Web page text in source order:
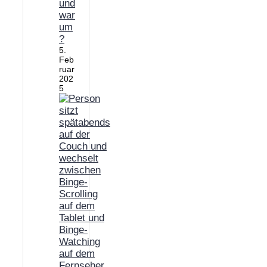
und
war
um
?
5.
Feb
ruar
202
5